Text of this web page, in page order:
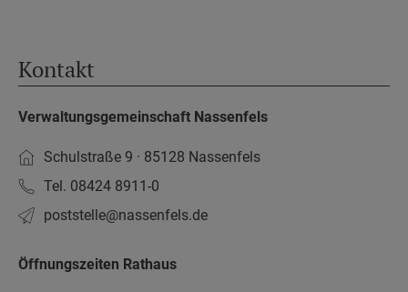
Kontakt
Verwaltungsgemeinschaft Nassenfels
Schulstraße 9 · 85128 Nassenfels
Tel. 08424 8911-0
poststelle­@nassenfels.de
Öffnungszeiten Rathaus